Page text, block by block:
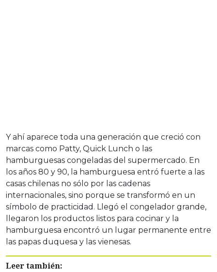
Y ahí aparece toda una generación que creció con
marcas como Patty, Quick Lunch o las
hamburguesas congeladas del supermercado. En
los años 80 y 90, la hamburguesa entró fuerte a las
casas chilenas no sólo por las cadenas
internacionales, sino porque se transformó en un
símbolo de practicidad. Llegó el congelador grande,
llegaron los productos listos para cocinar y la
hamburguesa encontró un lugar permanente entre
las papas duquesa y las vienesas.
Leer también: